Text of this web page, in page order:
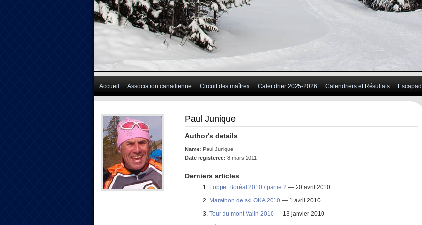
Accueil Association canadienne Circuit des maîtres Calendrier 2025-2026 Calendriers et Résultats
Paul Junique
Author's details
Name: Paul Junique
Date registered: 8 mars 2011
Derniers articles
Loppet Boréal 2010 / partie 2 — 20 avril 2010
Marathon de ski OKA 2010 — 1 avril 2010
Tour du mont Valin 2010 — 13 janvier 2010